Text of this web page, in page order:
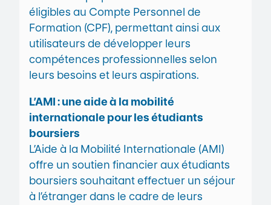
éligibles au Compte Personnel de
Formation (CPF), permettant ainsi aux
utilisateurs de développer leurs
compétences professionnelles selon
leurs besoins et leurs aspirations.
L’AMI : une aide à la mobilité
internationale pour les étudiants
boursiers
L’Aide à la Mobilité Internationale (AMI)
offre un soutien financier aux étudiants
boursiers souhaitant effectuer un séjour
à l’étranger dans le cadre de leurs